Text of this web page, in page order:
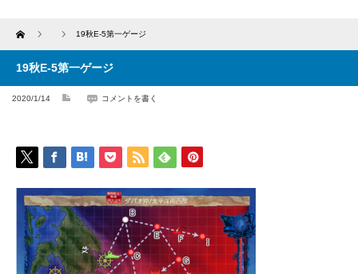
Home 19秋E-5第一ゲージ
19秋E-5第一ゲージ
2020/1/14 コメントを書く